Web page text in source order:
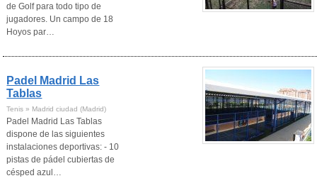
de Golf para todo tipo de
jugadores. Un campo de 18
Hoyos par…
Padel Madrid Las
Tablas
Tenis » Madrid ciudad (Madrid)
Padel Madrid Las Tablas
dispone de las siguientes
instalaciones deportivas: - 10
pistas de pádel cubiertas de
césped azul…